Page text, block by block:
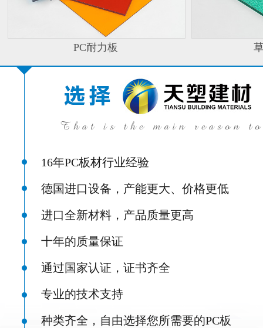
PC耐力板
16年PC板材行业经验
德国进口设备，产能更大、价格更低
进口全新材料，产品质量更高
十年的质量保证
通过国家认证，证书齐全
专业的技术支持
种类齐全，自由选择您所需要的PC板